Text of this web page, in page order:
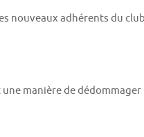
nouveaux adhérents du
manière de dédommager